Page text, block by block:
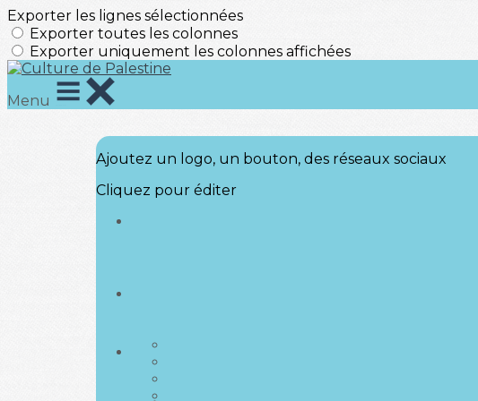
Exporter les lignes sélectionnées
Exporter toutes les colonnes
Exporter uniquement les colonnes affichées
Menu
Ajoutez un logo, un bouton, des réseaux sociaux
Cliquez pour éditer